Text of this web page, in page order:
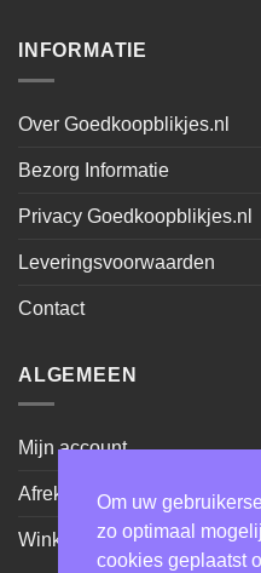
INFORMATIE
Over Goedkoopblikjes.nl
Bezorg Informatie
Privacy Goedkoopblikjes.nl
Leveringsvoorwaarden
Contact
ALGEMEEN
Mijn account
Afrekenen
Winkel
Om uw
zo optimaal
cookies geplaatst